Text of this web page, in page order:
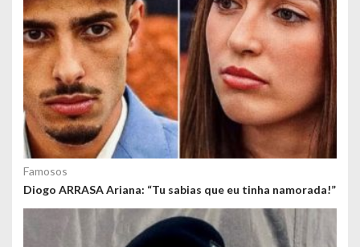
Famosos
Diogo ARRASA Ariana: “Tu sabias que eu tinha namorada!”